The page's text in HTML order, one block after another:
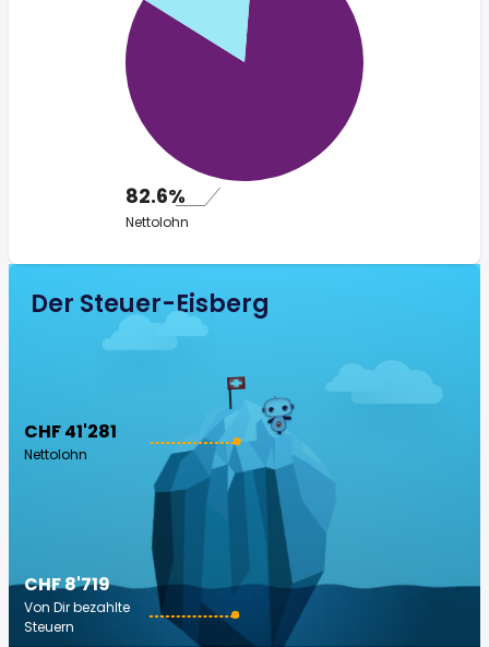
82.6%
Nettolohn
Der Steuer-Eisberg
CHF 41'281
Nettolohn
CHF 8'719
Von Dir bezahlte
Steuern